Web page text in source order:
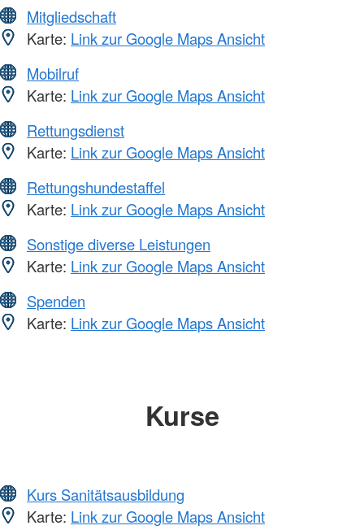
Mitgliedschaft
Karte: Link zur Google Maps Ansicht
Mobilruf
Karte: Link zur Google Maps Ansicht
Rettungsdienst
Karte: Link zur Google Maps Ansicht
Rettungshundestaffel
Karte: Link zur Google Maps Ansicht
Sonstige diverse Leistungen
Karte: Link zur Google Maps Ansicht
Spenden
Karte: Link zur Google Maps Ansicht
Kurse
Kurs Sanitätsausbildung
Karte: Link zur Google Maps Ansicht